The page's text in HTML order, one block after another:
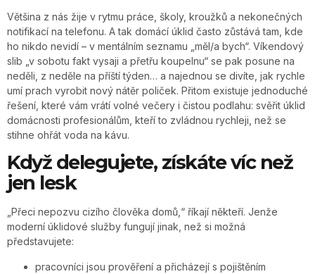
Většina z nás žije v rytmu práce, školy, kroužků a nekonečných
notifikací na telefonu. A tak domácí úklid často zůstává tam, kde
ho nikdo nevidí – v mentálním seznamu „měl/a bych“. Víkendový
slib „v sobotu fakt vysaji a přetřu koupelnu“ se pak posune na
neděli, z neděle na příští týden… a najednou se divíte, jak rychle
umí prach vyrobit nový nátěr poliček. Přitom existuje jednoduché
řešení, které vám vrátí volné večery i čistou podlahu: svěřit úklid
domácnosti profesionálům, kteří to zvládnou rychleji, než se
stihne ohřát voda na kávu.
Když delegujete, získáte víc než
jen lesk
„Přeci nepozvu cizího člověka domů,“ říkají někteří. Jenže
moderní úklidové služby fungují jinak, než si možná
představujete:
pracovníci jsou prověření a přicházejí s pojištěním